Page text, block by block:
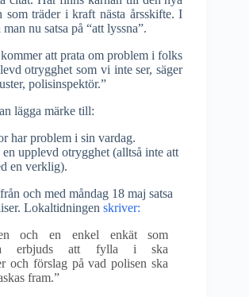
som träder i kraft nästa årsskifte. I
nu satsa på “att lyssna”.
att prata om problem i folks
otrygghet som vi inte ser, säger
polisinspektör.”
lägga märke till:
har problem i sin vardag.
upplevd otrygghet (alltså inte att
en verklig).
och med måndag 18 maj satsa
Lokaltidningen skriver:
och en enkel enkät som
erbjuds att fylla i ska
och förslag på vad polisen ska
fram.”